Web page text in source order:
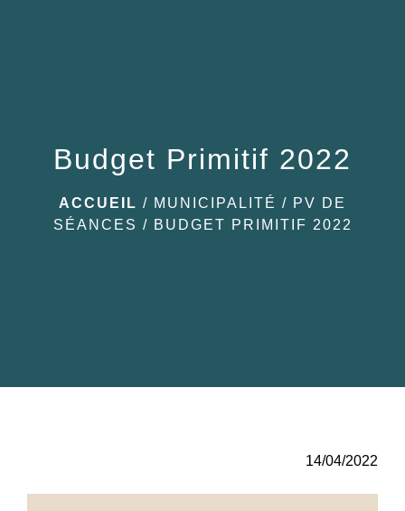
Budget Primitif 2022
ACCUEIL / MUNICIPALITÉ / PV DE
SÉANCES / BUDGET PRIMITIF 2022
14/04/2022